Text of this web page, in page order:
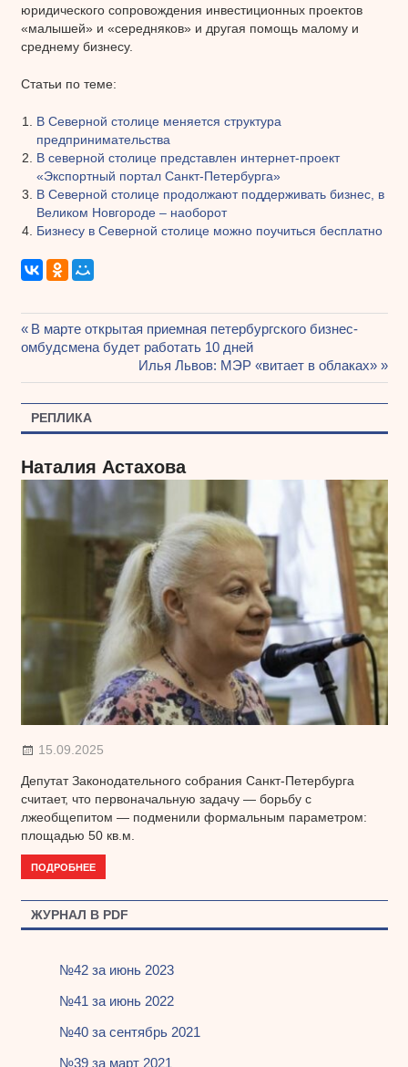
юридического сопровождения инвестиционных проектов
«малышей» и «середняков» и другая помощь малому и
среднему бизнесу.
Статьи по теме:
В Северной столице меняется структура
предпринимательства
В северной столице представлен интернет-проект
«Экспортный портал Санкт-Петербурга»
В Северной столице продолжают поддерживать бизнес, в
Великом Новгороде – наоборот
Бизнесу в Северной столице можно поучиться бесплатно
Навигация
по
записям
Предыдущая
запись:
В марте открытая приемная петербургского бизнес-
омбудсмена будет работать 10 дней
Следующая
запись:
Илья Львов: МЭР «витает в облаках»
РЕПЛИКА
Наталия Астахова
15.09.2025
Депутат Законодательного собрания Санкт-Петербурга
считает, что первоначальную задачу — борьбу с
лжеобщепитом — подменили формальным параметром:
площадью 50 кв.м.
ПОДРОБНЕЕ
ЖУРНАЛ В PDF
№42 за июнь 2023
№41 за июнь 2022
№40 за сентябрь 2021
№39 за март 2021